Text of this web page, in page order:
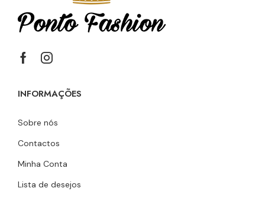
INFORMAÇÕES
Sobre nós
Contactos
Minha Conta
Lista de desejos